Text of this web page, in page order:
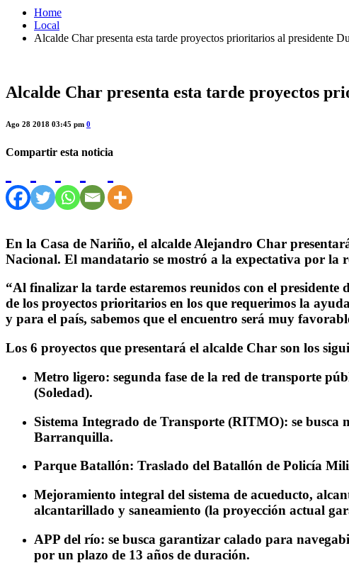
Home
Local
Alcalde Char presenta esta tarde proyectos prioritarios al presidente
Alcalde Char presenta esta tarde proyectos
Ago 28 2018 03:45 pm 0
Compartir esta noticia
En la Casa de Nariño, el alcalde Alejandro Char
Nacional. El mandatario se mostró a la expectativa por la
“Al finalizar la tarde estaremos reunidos con el
de los proyectos prioritarios en los que requerimos la
y para el país, sabemos que el encuentro será muy
Los 6 proyectos que presentará el alcalde Char son los
Metro ligero: segunda fase de la red de transporte
(Soledad).
Sistema Integrado de Transporte (RITMO): se
Barranquilla.
Parque Batallón: Traslado del Batallón de Policía
Mejoramiento integral del sistema de acueducto,
alcantarillado y saneamiento (la proyección actual
APP del río: se busca garantizar calado para
por un plazo de 13 años de duración.